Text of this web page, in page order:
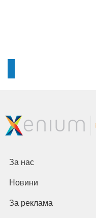
За нас
Новини
За реклама